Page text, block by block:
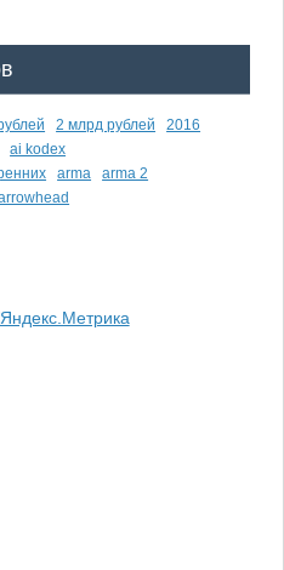
2 млрд рублей
2016
ai kodex
arma
arma 2